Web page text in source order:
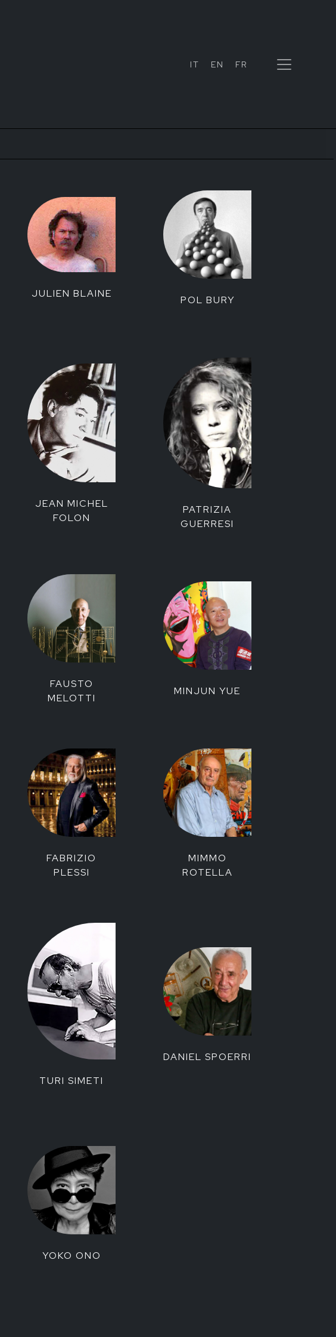
IT EN FR
JULIEN BLAINE
POL BURY
JEAN MICHEL
FOLON
PATRIZIA
GUERRESI
FAUSTO
MELOTTI
MINJUN YUE
FABRIZIO
PLESSI
MIMMO
ROTELLA
TURI SIMETI
DANIEL SPOERRI
YOKO ONO